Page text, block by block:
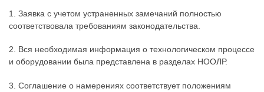
1. Заявка с учетом устраненных замечаний полностью
соответствовала требованиям законодательства.
2. Вся необходимая информация о технологическом процессе
и оборудовании была представлена в разделах НООЛР.
3. Соглашение о намерениях соответствует положениям